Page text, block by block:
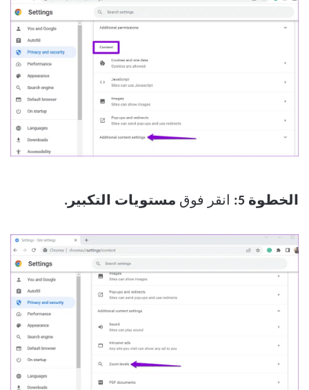
الخطوة 5: انقر فوق مستويات التكبير.